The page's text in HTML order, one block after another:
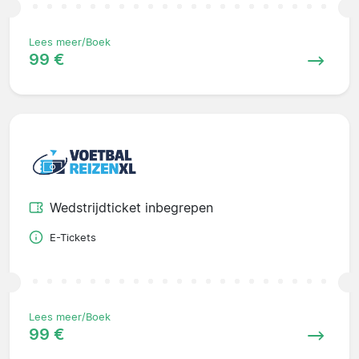
Lees meer/Boek
99 €
Wedstrijdticket inbegrepen
E-Tickets
Lees meer/Boek
99 €